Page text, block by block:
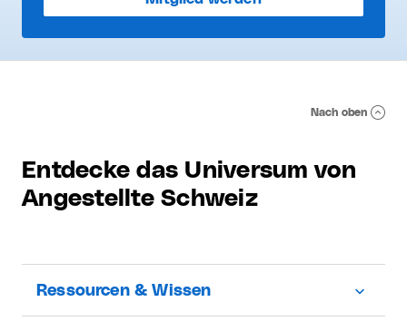
Nach oben
Entdecke das Universum von
Angestellte Schweiz
Ressourcen & Wissen